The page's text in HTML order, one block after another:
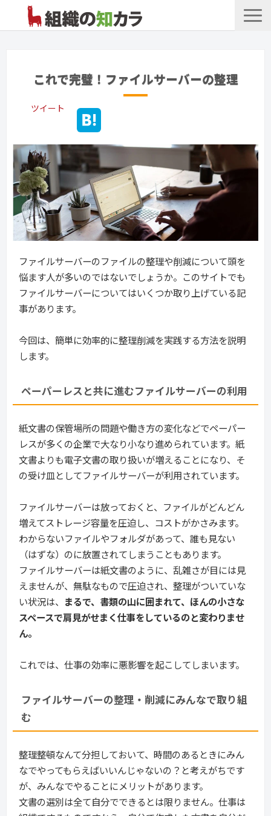
記事カテゴリ一覧
これで完璧！ファイルサーバーの整理
ツイート
ファイルサーバーのファイルの整理や削減について頭を
悩ます人が多いのではないでしょうか。このサイトでも
ファイルサーバーについてはいくつか取り上げている記
事があります。
今回は、簡単に効率的に整理削減を実践する方法を説明
します。
ペーパーレスと共に進むファイルサーバーの利用
紙文書の保管場所の問題や働き方の変化などでペーパー
レスが多くの企業で大なり小なり進められています。紙
文書よりも電子文書の取り扱いが増えることになり、そ
の受け皿としてファイルサーバーが利用されています。
ファイルサーバーは放っておくと、ファイルがどんどん
増えてストレージ容量を圧迫し、コストがかさみます。
わからないファイルやフォルダがあって、誰も見ない
（はずな）のに放置されてしまうこともあります。
ファイルサーバーは紙文書のように、乱雑さが目には見
えませんが、無駄なもので圧迫され、整理がついていな
い状況は、 まるで、書類の山に囲まれて、ほんの小さな
スペースで肩見がせまく仕事をしているのと変わりませ
ん。
これでは、仕事の効率に悪影響を起こしてしまいます。
ファイルサーバーの整理・削減にみんなで取り組
む
整理整頓なんて分担しておいて、時間のあるときにみん
なでやってもらえばいいんじゃないの？と考えがちです
が、みんなでやることにメリットがあります。
文書の選別は全て自分でできるとは限りません。仕事は